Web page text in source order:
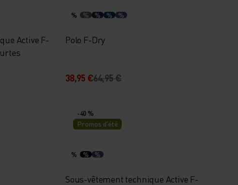
Active F-
% % % % %
Polo F-Dry
38,95 €64,95 €
-40 %
Promos d’été
% % %
Sous-vêtement technique Active F-